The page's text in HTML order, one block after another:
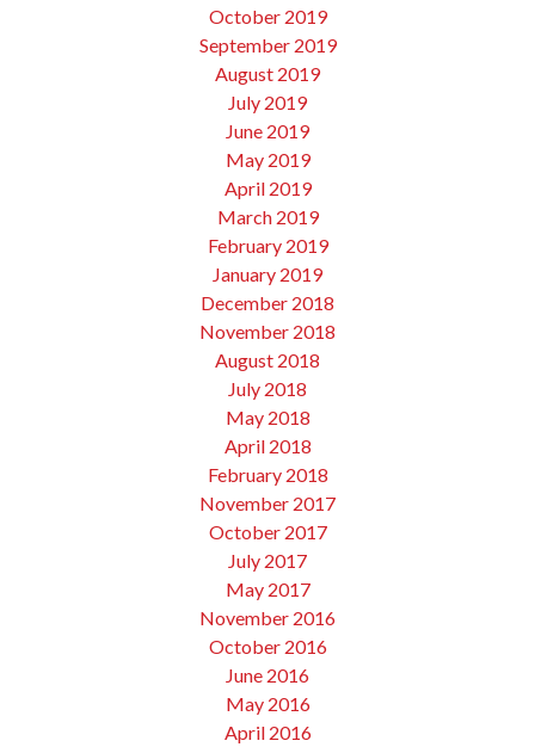
October 2019
September 2019
August 2019
July 2019
June 2019
May 2019
April 2019
March 2019
February 2019
January 2019
December 2018
November 2018
August 2018
July 2018
May 2018
April 2018
February 2018
November 2017
October 2017
July 2017
May 2017
November 2016
October 2016
June 2016
May 2016
April 2016